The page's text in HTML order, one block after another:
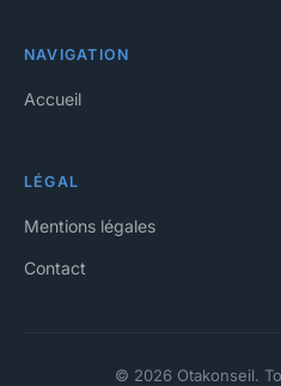
NAVIGATION
Accueil
LÉGAL
Mentions légales
Contact
© 2026 Otakonseil.